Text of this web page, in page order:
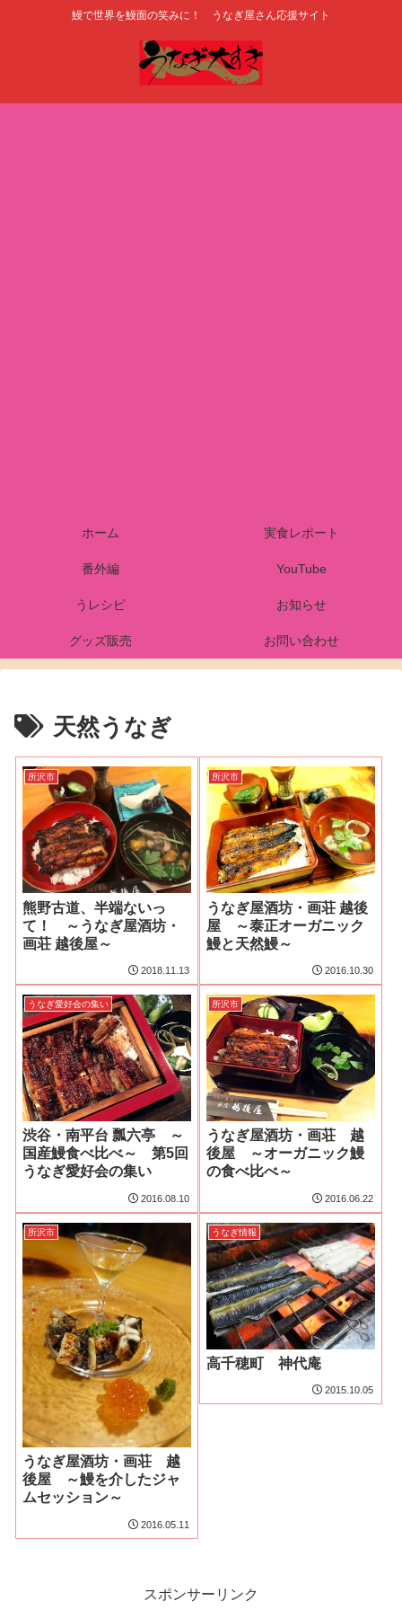
鰻で世界を鰻面の笑みに！ うなぎ屋さん応援サイト
ホーム 実食レポート
番外編 YouTube
うレシピ お知らせ
グッズ販売 お問い合わせ
天然うなぎ
所沢市
熊野古道、半端ないっ
て！ ～うなぎ屋酒坊・
画荘 越後屋～
2018.11.13
所沢市
うなぎ屋酒坊・画荘 越後
屋 ～泰正オーガニック
鰻と天然鰻～
2016.10.30
うなぎ愛好会の集い
渋谷・南平台 瓢六亭 ～
国産鰻食べ比べ～ 第5回
うなぎ愛好会の集い
2016.08.10
所沢市
うなぎ屋酒坊・画荘 越
後屋 ～オーガニック鰻
の食べ比べ～
2016.06.22
所沢市
うなぎ屋酒坊・画荘 越
後屋 ～鰻を介したジャ
ムセッション～
2016.05.11
うなぎ情報
高千穂町 神代庵
2015.10.05
スポンサーリンク